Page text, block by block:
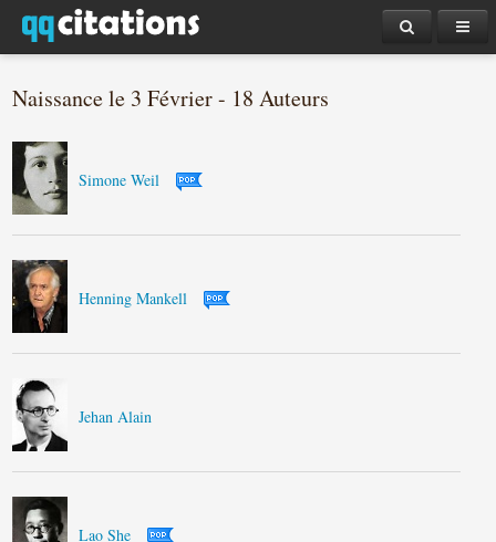
Naissance le 3 Février - 18 Auteurs
Simone Weil
Henning Mankell
Jehan Alain
Lao She